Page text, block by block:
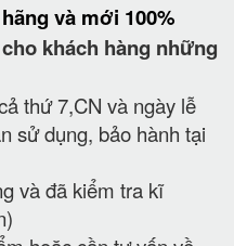
và mới 100%
khách hàng những
thứ 7,CN và ngày lễ
sử dụng, bảo hành tại
và đã kiểm tra kĩ